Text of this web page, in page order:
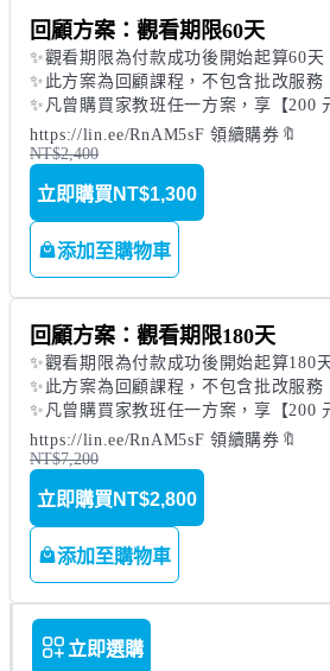
回顧方案：觀看期限60天
✨觀看期限為付款成功後開始起算60天
✨此方案為回顧課程，不包含批改服務
✨凡曾購買家教班任一方案，享【200
https://lin.ee/RnAM5sF 領續購券🔖
NT$2,400
立即購買 NT$1,300
添加至購物車
回顧方案：觀看期限180天
✨觀看期限為付款成功後開始起算180
✨此方案為回顧課程，不包含批改服務
✨凡曾購買家教班任一方案，享【200
https://lin.ee/RnAM5sF 領續購券🔖
NT$7,200
立即購買 NT$2,800
添加至購物車
立即選購